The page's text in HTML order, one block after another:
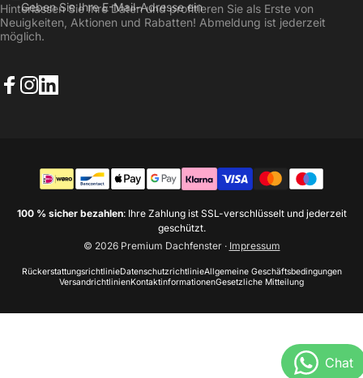
Geben Sie Ihre E-Mail-Adresse ein
Hinterlassen Sie Ihre Daten und profitieren Sie als Erste von
Neuigkeiten, Aktionen und Rabatten! Abmeldung ist jederzeit
möglich.
100 % sicher bezahlen: Ihre Zahlung ist SSL-verschlüsselt und jederzeit
geschützt.
© 2026 Premium Dachfenster · Impressum
RückerstattungsrichtlinieDatenschutzrichtlinieAllgemeine Geschäftsbedingungen
VersandrichtlinienKontaktinformationenGesetzliche Mitteilung